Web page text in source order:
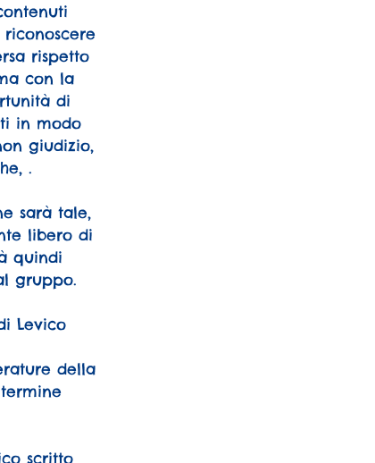
rispetto
con la
di
in modo
giudizio,
.
sarà tale,
libero di
quindi
gruppo.
Levico
della
scritto